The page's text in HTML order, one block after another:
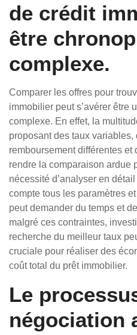
de crédit
être
complexe.
Comparer les offres pour
immobilier peut s’avérer être
complexe. En effet, la
proposant des taux
remboursement différentes
rendre la comparaison ardue
nécessité d’analyser en
compte tous les paramètres
peut demander du temps et
malgré ces contraintes,
recherche du meilleur taux
cruciale pour réaliser des
coût total du prêt immobilier.
Le
négociation